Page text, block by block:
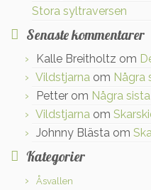
Stora syltraversen
Senaste kommentarer
Kalle Breitholtz om
Vildstjarna om Några
Petter om Några
Vildstjarna om
Johnny Blästa om
Kategorier
Åsvallen